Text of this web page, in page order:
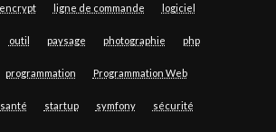
ligne de commande logiciel
outil paysage photographie php
programmation Programmation Web
santé startup symfony sécurité